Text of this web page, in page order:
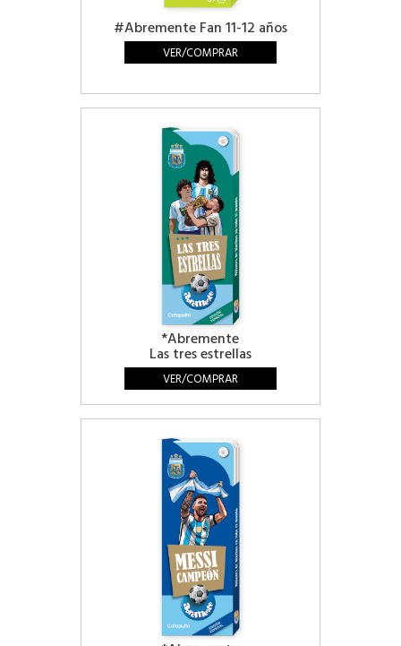
#Abremente Fan 11-12 años
VER/COMPRAR
*Abremente
Las tres estrellas
VER/COMPRAR